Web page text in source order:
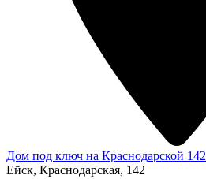
Дом под ключ на Краснодарской 142
Ейск, Краснодарская, 142